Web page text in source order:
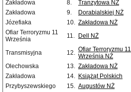
Zakładowa
8. Tranzytowa NŻ
Zakładowa
9. Dorabialskiej NŻ
Józefiaka
10. Zakładowa NŻ
Ofiar Terroryzmu 11
Września
11. Dell NŻ
Transmisyjna 12. Ofiar Terroryzmu 11
Września NŻ
Olechowska 13. Zakładowa NŻ
Zakładowa
14. Książąt Polskich
Przybyszewskiego
15. Augustów NŻ